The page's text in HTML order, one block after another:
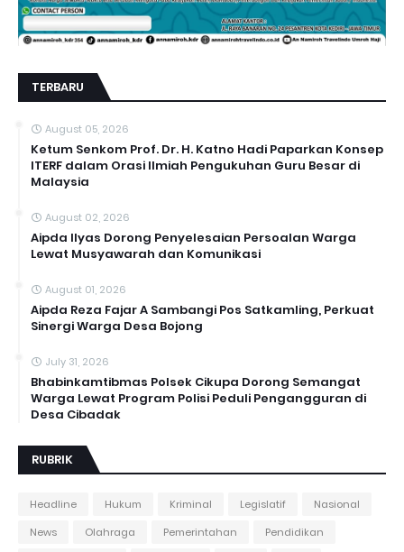
TERBARU
August 05, 2026
Ketum Senkom Prof. Dr. H. Katno Hadi Paparkan Konsep
ITERF dalam Orasi Ilmiah Pengukuhan Guru Besar di
Malaysia
August 02, 2026
Aipda Ilyas Dorong Penyelesaian Persoalan Warga
Lewat Musyawarah dan Komunikasi
August 01, 2026
Aipda Reza Fajar A Sambangi Pos Satkamling, Perkuat
Sinergi Warga Desa Bojong
July 31, 2026
Bhabinkamtibmas Polsek Cikupa Dorong Semangat
Warga Lewat Program Polisi Peduli Pengangguran di
Desa Cibadak
RUBRIK
Headline Hukum Kriminal Legislatif
Nasional
News
Olahraga Pemerintahan Pendidikan